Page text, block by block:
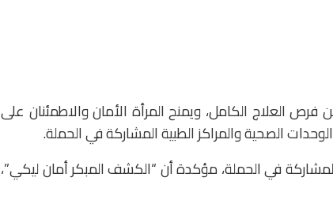
العلاج الكامل، ويمنح المرأة الأمان والاطمئنان على
الصحية والمراكز الطبية المشاركة في الحملة.
في الحملة، مؤكدة أن “الكشف المبكر أمان ليكي”،